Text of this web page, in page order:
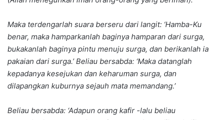
Maka terdengarlah suara berseru dari langit: ‘Hamba-Ku
benar, maka hamparkanlah baginya hamparan dari surga,
bukakanlah baginya pintu menuju surga, dan berikanlah ia
pakaian dari surga.’ Beliau bersabda: ‘Maka datanglah
kepadanya kesejukan dan keharuman surga, dan
dilapangkan kuburnya sejauh mata memandang.’
Beliau bersabda: ‘Adapun orang kafir -lalu beliau